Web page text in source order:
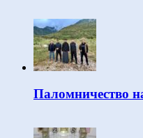
Паломничество